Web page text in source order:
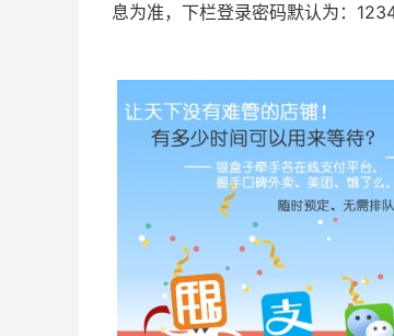
息为准，下栏登录密码默认为：